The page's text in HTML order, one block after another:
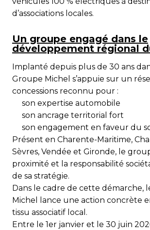
d’associations locales.
Un groupe engagé dans le
développement régional
Implanté depuis plus de 30 ans
Groupe Michel s’appuie sur un
concessions reconnu pour :
son expertise automobile
son ancrage territorial fort
son engagement en faveur du
Présent en Charente-Maritime,
Sèvres, Vendée et Gironde, le
proximité et la responsabilité
de sa stratégie.
Dans le cadre de cette démarche,
Michel lance une action concrète
tissu associatif local.
Entre le 1er janvier et le 30 juin